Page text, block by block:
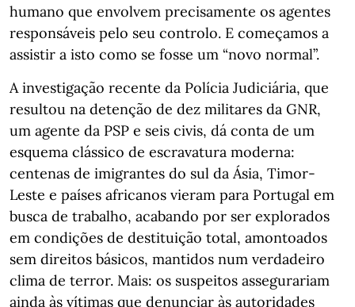
humano que envolvem precisamente os agentes
responsáveis pelo seu controlo. E começamos a
assistir a isto como se fosse um “novo normal”.
A investigação recente da Polícia Judiciária, que
resultou na detenção de dez militares da GNR,
um agente da PSP e seis civis, dá conta de um
esquema clássico de escravatura moderna:
centenas de imigrantes do sul da Ásia, Timor-
Leste e países africanos vieram para Portugal em
busca de trabalho, acabando por ser explorados
em condições de destituição total, amontoados
sem direitos básicos, mantidos num verdadeiro
clima de terror. Mais: os suspeitos assegurariam
ainda às vítimas que denunciar às autoridades